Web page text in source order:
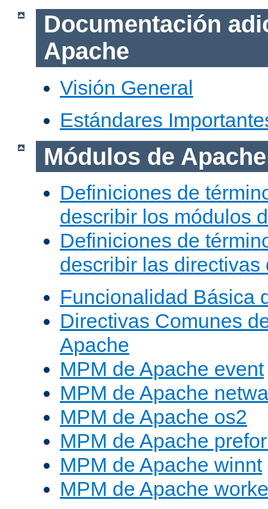
Documentación
Apache
Visión General
Estándares
Módulos de Apache
Definiciones de
describir los módulos
Definiciones de
describir las directivas
Funcionalidad Básica
Directivas Comunes
Apache
MPM de Apache event
MPM de Apache
MPM de Apache os2
MPM de Apache
MPM de Apache winnt
MPM de Apache